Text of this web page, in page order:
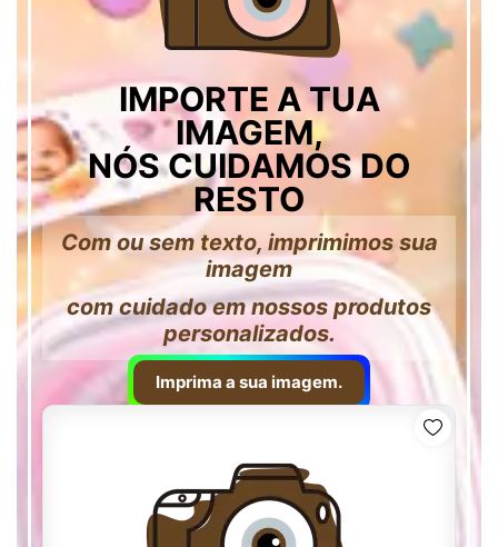
IMPORTE A TUA
IMAGEM,
NÓS CUIDAMOS DO
RESTO
Com ou sem texto, imprimimos sua
imagem
com cuidado em nossos produtos
personalizados.
Imprima a sua imagem.